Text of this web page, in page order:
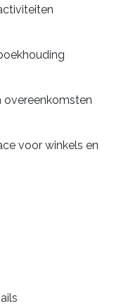
overeenkomsten
voor winkels en